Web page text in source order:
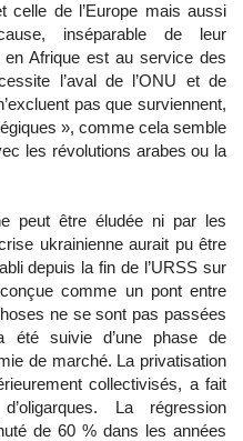
celle de l’Europe mais aussi
inséparable de leur
Afrique est au service des
l’aval de l’ONU et de
pas que surviennent,
», comme cela semble
les révolutions arabes ou la
peut être éludée ni par les
ukrainienne aurait pu être
depuis la fin de l’URSS sur
comme un pont entre
ne se sont pas passées
été suivie d’une phase de
de marché. La privatisation
collectivisés, a fait
La régression
de 60 % dans les années